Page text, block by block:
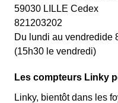
59030 LILLE Cedex
821203202
Du lundi au vendredide
(15h30 le vendredi)
Les compteurs Linky
Linky, bientôt dans les